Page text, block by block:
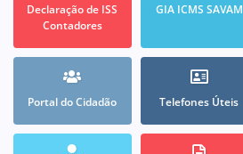
Declaração de ISS
Contadores
GIA ICMS SAVAM
Portal do Cidadão Telefones Úteis